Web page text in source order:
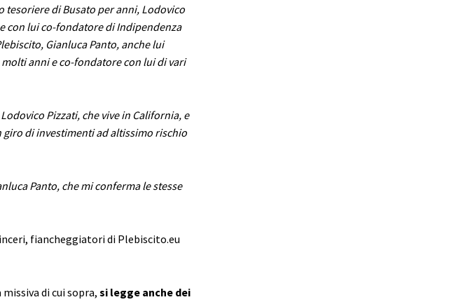
di Busato per anni, Lodovico
con lui co-fondatore di Indipendenza
Gianluca Panto, anche lui
anni e co-fondatore con lui di vari
Pizzati, che vive in California, e
di investimenti ad altissimo rischio
Panto, che mi conferma le stesse
fiancheggiatori di Plebiscito.eu
di cui sopra, si legge anche dei